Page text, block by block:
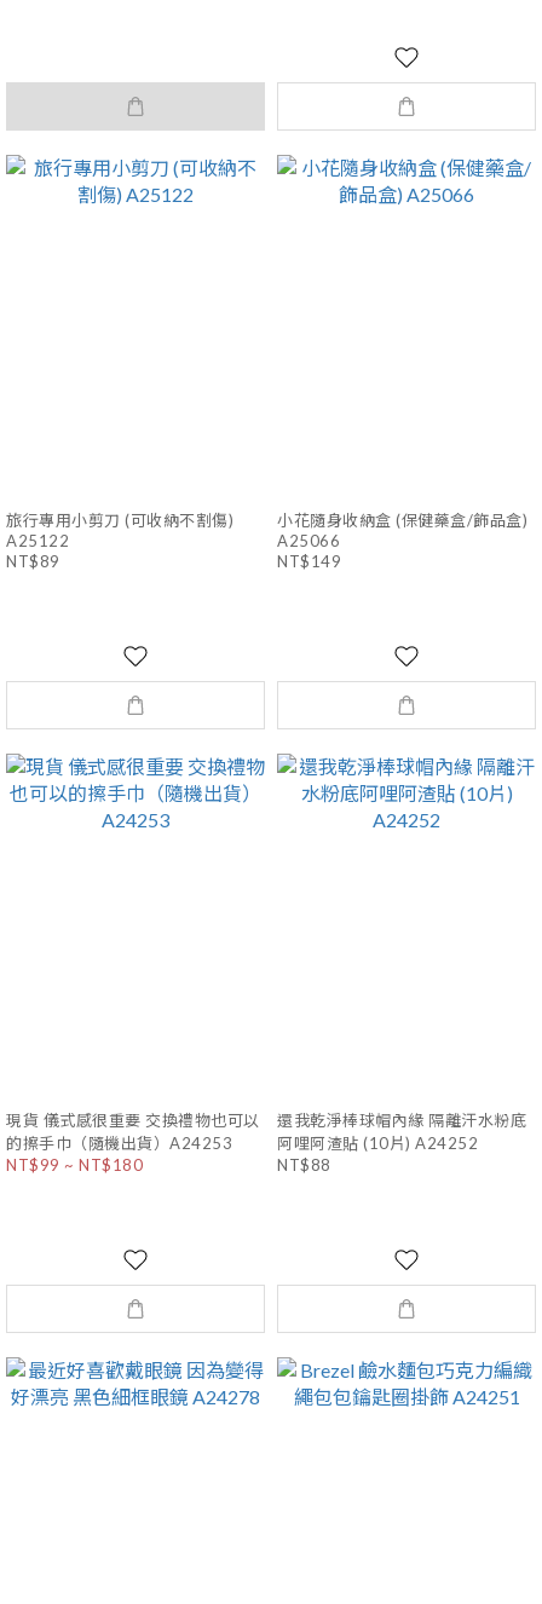
旅行專用小剪刀 (可收納不割傷)
A25122
NT$89
小花隨身收納盒 (保健藥盒/飾品盒)
A25066
NT$149
現貨 儀式感很重要 交換禮物也可以
的擦手巾（隨機出貨）A24253
NT$99 ~ NT$180
還我乾淨棒球帽內緣 隔離汗水粉底
阿哩阿渣貼 (10片) A24252
NT$88